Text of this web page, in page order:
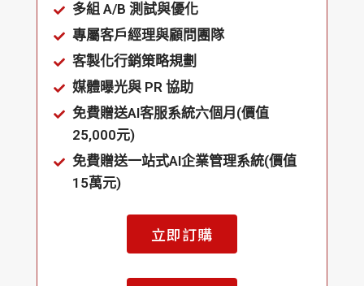
多組 A/B 測試與優化
專屬客戶經理與顧問團隊
客製化行銷策略規劃
媒體曝光與 PR 協助
免費贈送AI客服系統六個月(價值
25,000元)
免費贈送一站式AI企業管理系統(價值
15萬元)
立即訂購